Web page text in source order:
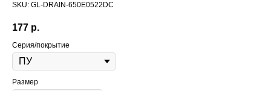
SKU: GL-DRAIN-650E0522DC
177 р.
Серия/покрытие
Размер